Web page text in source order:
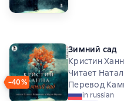
−40%
Зимний сад
Кристин
Читает
Перевод
in russian